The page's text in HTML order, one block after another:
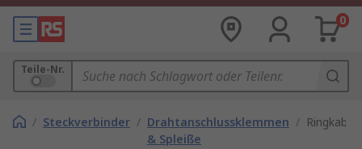
0
Teile-Nr.
/ Steckverbinder / Drahtanschlussklemmen
& Spleiße
/